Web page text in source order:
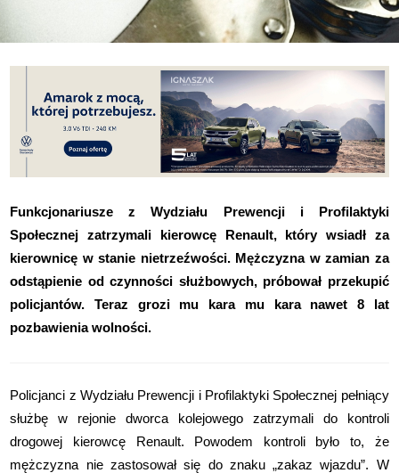
Funkcjonariusze z Wydziału Prewencji i Profilaktyki
Społecznej zatrzymali kierowcę Renault, który wsiadł za
kierownicę w stanie nietrzeźwości. Mężczyzna w zamian za
odstąpienie od czynności służbowych, próbował przekupić
policjantów. Teraz grozi mu kara mu kara nawet 8 lat
pozbawienia wolności.
Policjanci z Wydziału Prewencji i Profilaktyki Społecznej pełniący
służbę w rejonie dworca kolejowego zatrzymali do kontroli
drogowej kierowcę Renault. Powodem kontroli było to, że
mężczyzna nie zastosował się do znaku „zakaz wjazdu”. W